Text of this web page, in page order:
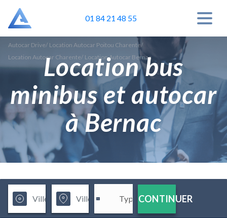
01 84 21 48 55
Autocar Drive/ Location Autocar Poitou Charente/
Location Autocar Charente/ Location Autocar Bernac
Location bus
minibus et autocar
à Bernac
CONTINUER